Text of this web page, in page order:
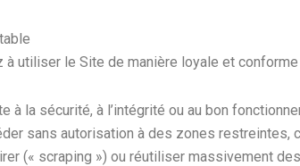
à utiliser le Site de manière loyale et
à la sécurité, à l’intégrité ou au bon
sans autorisation à des zones restreintes,
(« scraping ») ou réutiliser massivement